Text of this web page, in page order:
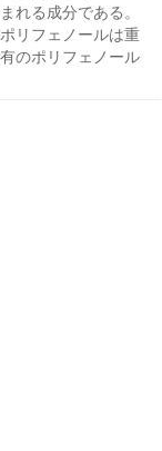
れる成分である。
リフェノールは重
のポリフェノール